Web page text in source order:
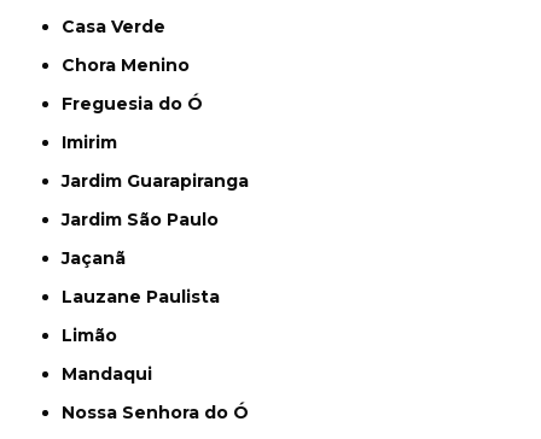
Casa Verde
Chora Menino
Freguesia do Ó
Imirim
Jardim Guarapiranga
Jardim São Paulo
Jaçanã
Lauzane Paulista
Limão
Mandaqui
Nossa Senhora do Ó